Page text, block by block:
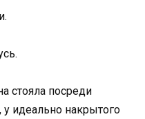
стояла посреди
у идеально накрытого